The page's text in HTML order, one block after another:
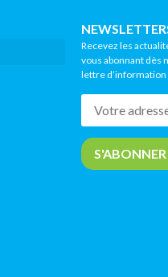
Recevez les
vous abonnant dès
lettre d’information